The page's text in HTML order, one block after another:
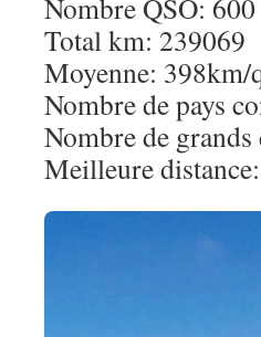
Nombre QSO: 600
Total km: 239069
Moyenne: 398km/
Nombre de pays
Nombre de
Meilleure